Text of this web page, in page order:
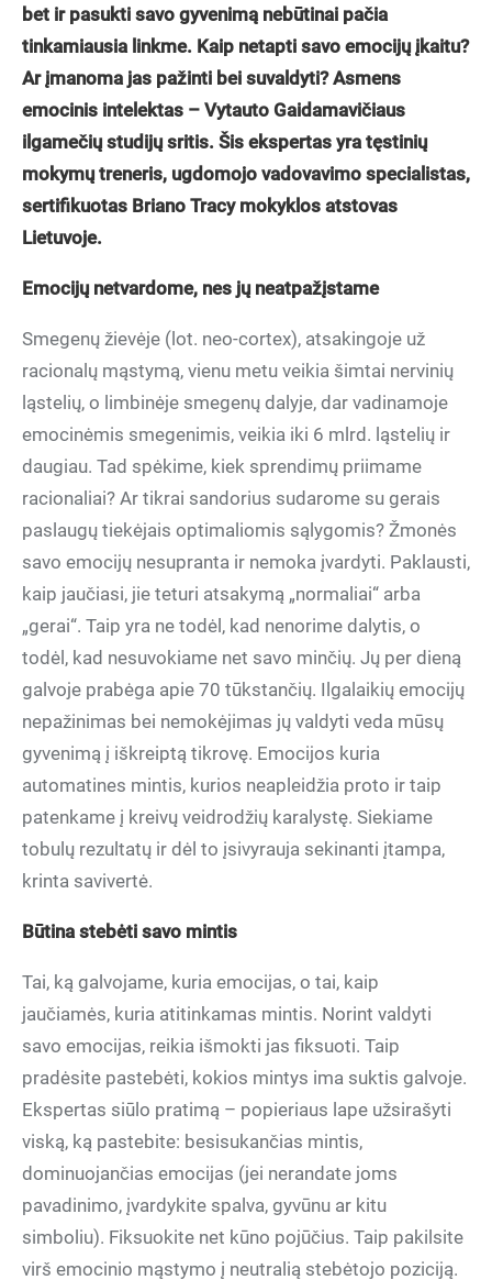
bet ir pasukti savo gyvenimą nebūtinai pačia
tinkamiausia linkme. Kaip netapti savo emocijų įkaitu?
Ar įmanoma jas pažinti bei suvaldyti? Asmens
emocinis intelektas – Vytauto Gaidamavičiaus
ilgamečių studijų sritis. Šis ekspertas yra tęstinių
mokymų treneris, ugdomojo vadovavimo specialistas,
sertifikuotas Briano Tracy mokyklos atstovas
Lietuvoje.
Emocijų netvardome, nes jų neatpažįstame
Smegenų žievėje (lot. neo-cortex), atsakingoje už
racionalų mąstymą, vienu metu veikia šimtai nervinių
ląstelių, o limbinėje smegenų dalyje, dar vadinamoje
emocinėmis smegenimis, veikia iki 6 mlrd. ląstelių ir
daugiau. Tad spėkime, kiek sprendimų priimame
racionaliai? Ar tikrai sandorius sudarome su gerais
paslaugų tiekėjais optimaliomis sąlygomis? Žmonės
savo emocijų nesupranta ir nemoka įvardyti. Paklausti,
kaip jaučiasi, jie teturi atsakymą „normaliai“ arba
„gerai“. Taip yra ne todėl, kad nenorime dalytis, o
todėl, kad nesuvokiame net savo minčių. Jų per dieną
galvoje prabėga apie 70 tūkstančių. Ilgalaikių emocijų
nepažinimas bei nemokėjimas jų valdyti veda mūsų
gyvenimą į iškreiptą tikrovę. Emocijos kuria
automatines mintis, kurios neapleidžia proto ir taip
patenkame į kreivų veidrodžių karalystę. Siekiame
tobulų rezultatų ir dėl to įsivyrauja sekinanti įtampa,
krinta savivertė.
Būtina stebėti savo mintis
Tai, ką galvojame, kuria emocijas, o tai, kaip
jaučiamės, kuria atitinkamas mintis. Norint valdyti
savo emocijas, reikia išmokti jas fiksuoti. Taip
pradėsite pastebėti, kokios mintys ima suktis galvoje.
Ekspertas siūlo pratimą – popieriaus lape užsirašyti
viską, ką pastebite: besisukančias mintis,
dominuojančias emocijas (jei nerandate joms
pavadinimo, įvardykite spalva, gyvūnu ar kitu
simboliu). Fiksuokite net kūno pojūčius. Taip pakilsite
virš emocinio mąstymo į neutralią stebėtojo poziciją.